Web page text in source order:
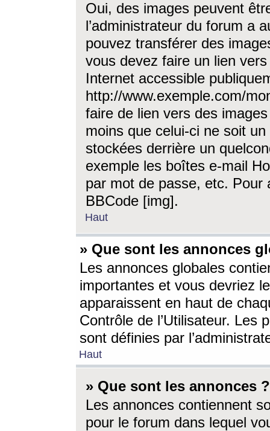
Oui, des images peuvent
l’administrateur du forum a
pouvez transférer des
vous devez faire un lien
Internet accessible
http://www.exemple.com/
faire de lien vers des
moins que celui-ci ne soit
stockées derrière un
exemple les boîtes e-mail
par mot de passe, etc. Pour
BBCode [img].
Haut
» Que sont les annonces
Les annonces globales
importantes et vous devriez
apparaissent en haut de
Contrôle de l’Utilisateur. Les
sont définies par
Haut
» Que sont les annonces ?
Les annonces contiennent
pour le forum dans lequel